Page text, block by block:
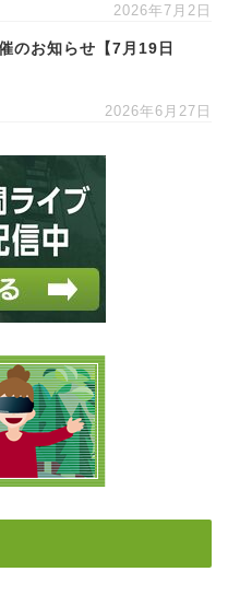
2026年7月2日
のお知らせ【7月19日
2026年6月27日